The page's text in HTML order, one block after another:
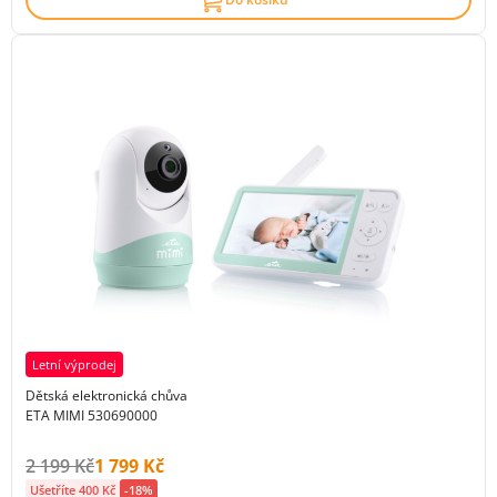
Letní výprodej
Dětská elektronická chůva
ETA MIMI 530690000
Původní cena s DPH:
2 199 KčCena s DPH:
1 799 Kč
Ušetříte 400 Kč -18%